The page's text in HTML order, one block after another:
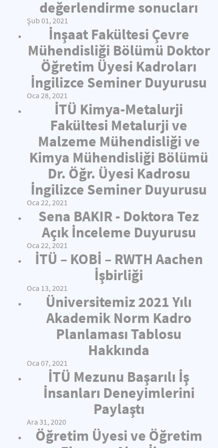
değerlendirme sonucları
Şub 01, 2021
İnşaat Fakültesi Çevre
Mühendisliği Bölümü Doktor
Öğretim Üyesi Kadroları
İngilizce Seminer Duyurusu
Oca 28, 2021
İTÜ Kimya-Metalurji
Fakültesi Metalurji ve
Malzeme Mühendisliği ve
Kimya Mühendisliği Bölümü
Dr. Öğr. Üyesi Kadrosu
İngilizce Seminer Duyurusu
Oca 22, 2021
Sena BAKIR - Doktora Tez
Açık İnceleme Duyurusu
Oca 22, 2021
İTÜ – KOBİ – RWTH Aachen
İşbirliği
Oca 13, 2021
Üniversitemiz 2021 Yılı
Akademik Norm Kadro
Planlaması Tablosu
Hakkında
Oca 07, 2021
İTÜ Mezunu Başarılı İş
İnsanları Deneyimlerini
Paylaştı
Ara 31, 2020
Öğretim Üyesi ve Öğretim